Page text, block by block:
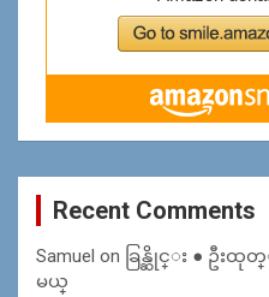
Recent Comments
Samuel on ခြန္ဆိုင္း ● ဦး
မယ္